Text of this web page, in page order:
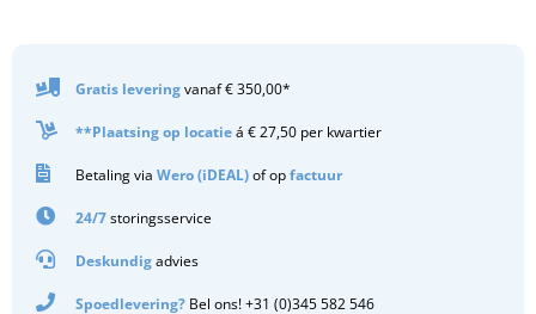
Gratis leveringvanaf € 350,00*
**Plaatsing op locatieá € 27,50 per kwartier
Betaling via Wero (iDEAL)of opfactuur
24/7storingsservice
Deskundigadvies
Spoedlevering? Bel ons! +31 (0)345 582 546